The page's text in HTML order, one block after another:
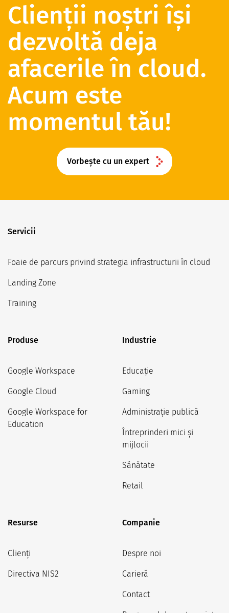
Clienții noștri își
dezvoltă deja
afacerile în cloud.
Acum este
momentul tău!
Vorbește cu un expert
Servicii
Foaie de parcurs privind strategia infrastructurii în cloud
Landing Zone
Training
Produse
Google Workspace
Google Cloud
Google Workspace for
Education
Industrie
Educație
Gaming
Administrație publică
Întreprinderi mici și
mijlocii
Sănătate
Retail
Resurse
Clienți
Directiva NIS2
Companie
Despre noi
Carieră
Contact